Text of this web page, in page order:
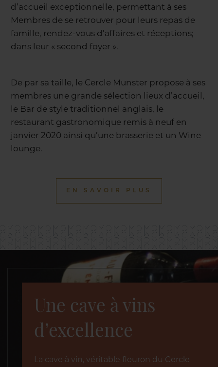
d’accueil exceptionnelle, permettant à ses
Membres de se retrouver pour leurs repas de
famille, rendez-vous d’affaires et réceptions;
dans leur « second foyer ».
De par sa taille, le Cercle Munster propose à ses
membres une grande sélection lieux d’accueil,
le Bar de style traditionnel anglais, le
restaurant gastronomique remis à neuf en
janvier 2020 ainsi qu’une brasserie et un Wine
lounge.
EN SAVOIR PLUS
Une cave à vins
d’excellence
La cave à vin, véritable fleuron du Cercle